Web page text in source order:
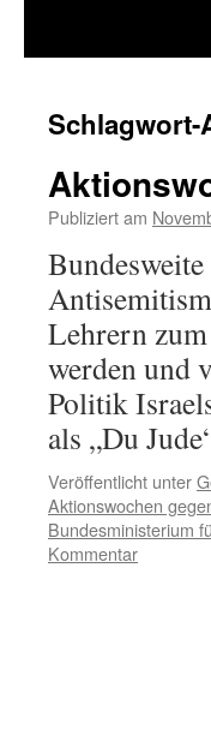
Schlagwort-
Publiziert am
Lehrern
werden und
Politik
als „Du
Veröffentlicht unter
Aktionswochen
Bundesministerium
Kommentar